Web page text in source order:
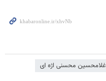
غلامحسین محسنی اژه‌ ای